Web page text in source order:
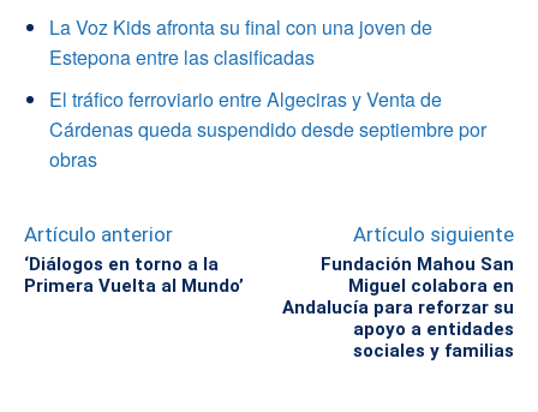
La Voz Kids afronta su final con una joven de
Estepona entre las clasificadas
El tráfico ferroviario entre Algeciras y Venta de
Cárdenas queda suspendido desde septiembre por
obras
Artículo anterior
‘Diálogos en torno a la
Primera Vuelta al Mundo’
Artículo siguiente
Fundación Mahou San
Miguel colabora en
Andalucía para reforzar su
apoyo a entidades
sociales y familias